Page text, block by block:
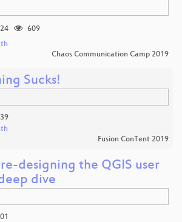
609
Chaos Communication Camp 2019
Sucks!
Fusion ConTent 2019
designing the QGIS user
dive